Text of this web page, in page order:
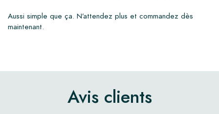
Aussi simple que ça. N’attendez plus et commandez dès
maintenant.
Avis clients